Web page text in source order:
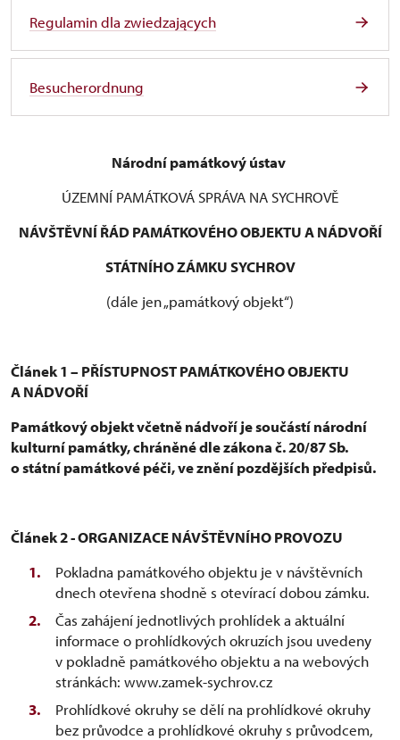
Regulamin dla zwiedzających
Besucherordnung
Národní památkový ústav
ÚZEMNÍ PAMÁTKOVÁ SPRÁVA NA SYCHROVĚ
NÁVŠTĚVNÍ ŘÁD PAMÁTKOVÉHO OBJEKTU A NÁDVOŘÍ
STÁTNÍHO ZÁMKU SYCHROV
(dále jen „památkový objekt“)
Článek 1 – PŘÍSTUPNOST PAMÁTKOVÉHO OBJEKTU
A NÁDVOŘÍ
Památkový objekt včetně nádvoří je součástí národní
kulturní památky, chráněné dle zákona č. 20/87 Sb.
o státní památkové péči, ve znění pozdějších předpisů.
Článek 2 - ORGANIZACE NÁVŠTĚVNÍHO PROVOZU
Pokladna památkového objektu je v návštěvních
dnech otevřena shodně s otevírací dobou zámku.
Čas zahájení jednotlivých prohlídek a aktuální
informace o prohlídkových okruzích jsou uvedeny
v pokladně památkového objektu a na webových
stránkách: www.zamek-sychrov.cz
Prohlídkové okruhy se dělí na prohlídkové okruhy
bez průvodce a prohlídkové okruhy s průvodcem,